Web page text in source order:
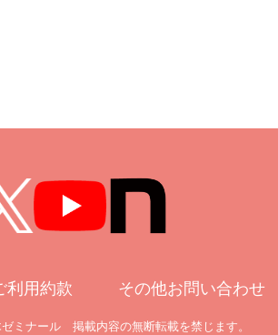
利用約款 その他お問い合わせ
ゼミナール 掲載内容の無断転載を禁じます。